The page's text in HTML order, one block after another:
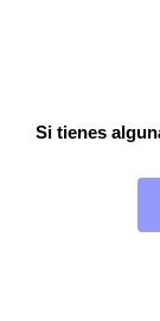
Si tienes